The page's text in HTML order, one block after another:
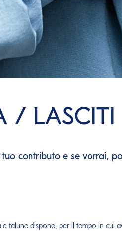
/ LASCITI
contributo e se vorrai,
taluno dispone, per il tempo in cui